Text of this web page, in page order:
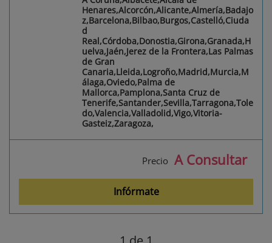
Henares,Alcorcón,Alicante,Almería,Badajo
z,Barcelona,Bilbao,Burgos,Castelló,Ciuda
d
Real,Córdoba,Donostia,Girona,Granada,H
uelva,Jaén,Jerez de la Frontera,Las Palmas
de Gran
Canaria,Lleida,Logroño,Madrid,Murcia,M
álaga,Oviedo,Palma de
Mallorca,Pamplona,Santa Cruz de
Tenerife,Santander,Sevilla,Tarragona,Tole
do,Valencia,Valladolid,Vigo,Vitoria-
Gasteiz,Zaragoza,
Precio A Consultar
Infórmate